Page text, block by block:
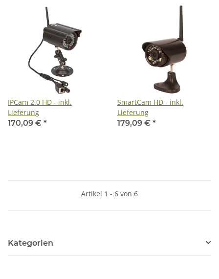
IPCam 2.0 HD - inkl.
Lieferung
170,09 € *
SmartCam HD - inkl.
Lieferung
179,09 € *
Artikel 1 - 6 von 6
Kategorien